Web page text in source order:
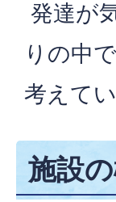
発達が
りの中
考えて
施設